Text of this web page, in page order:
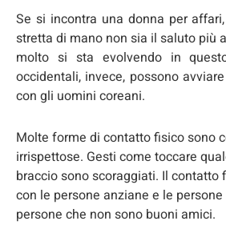
Se si incontra una donna per
stretta di mano non sia il saluto più
molto si sta evolvendo in
occidentali, invece, possono
con gli uomini coreani.
Molte forme di contatto fisico sono
irrispettose. Gesti come toccare
braccio sono scoraggiati. Il contatto
con le persone anziane e le
persone che non sono buoni amici.